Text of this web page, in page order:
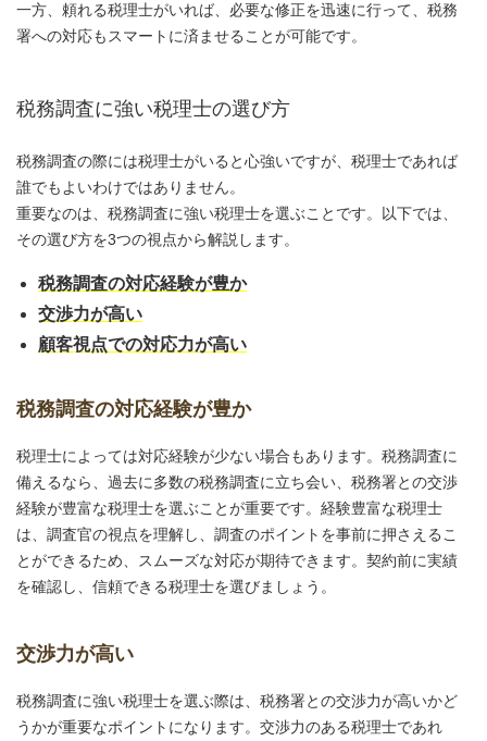
一方、頼れる税理士がいれば、必要な修正を迅速に行って、税務
署への対応もスマートに済ませることが可能です。
税務調査に強い税理士の選び方
税務調査の際には税理士がいると心強いですが、税理士であれば
誰でもよいわけではありません。
重要なのは、税務調査に強い税理士を選ぶことです。以下では、
その選び方を3つの視点から解説します。
税務調査の対応経験が豊か
交渉力が高い
顧客視点での対応力が高い
税務調査の対応経験が豊か
税理士によっては対応経験が少ない場合もあります。税務調査に
備えるなら、過去に多数の税務調査に立ち会い、税務署との交渉
経験が豊富な税理士を選ぶことが重要です。経験豊富な税理士
は、調査官の視点を理解し、調査のポイントを事前に押さえるこ
とができるため、スムーズな対応が期待できます。契約前に実績
を確認し、信頼できる税理士を選びましょう。
交渉力が高い
税務調査に強い税理士を選ぶ際は、税務署との交渉力が高いかど
うかが重要なポイントになります。交渉力のある税理士であれ